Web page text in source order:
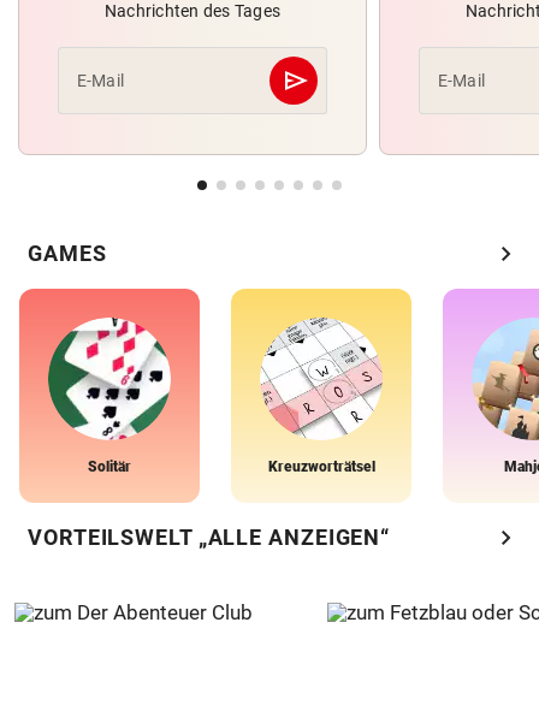
Nachrichten des Tages
E-Mail send
Abschicken E-Mail
GAMES chevron_right
Solitär Kreuzworträtsel
VORTEILSWELT „ALLE ANZEIGEN“ chevron_right